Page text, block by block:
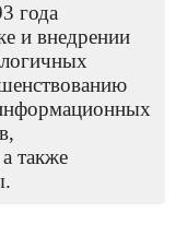
года
и внедрении
также